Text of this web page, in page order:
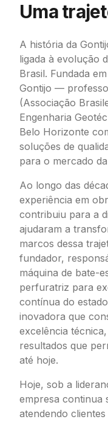
Uma
A história da
ligada à evolução
Brasil. Fundada
Gontijo —
(Associação
Engenharia
Belo Horizonte
soluções de
para o mercado
Ao longo das
experiência em
contribuiu para a
ajudaram a
marcos dessa
fundador,
máquina de bate-
perfuratriz para
contínua do
inovadora que
excelência
resultados que
até hoje.
Hoje, sob a
empresa continua
atendendo